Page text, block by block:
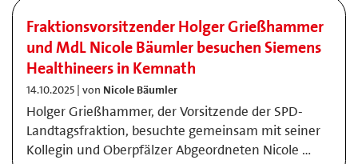
Fraktionsvorsitzender Holger Grießhammer
und MdL Nicole Bäumler besuchen Siemens
Healthineers in Kemnath
14.10.2025 | von Nicole Bäumler
Holger Grießhammer, der Vorsitzende der SPD-
Landtagsfraktion, besuchte gemeinsam mit seiner
Kollegin und Oberpfälzer Abgeordneten Nicole …